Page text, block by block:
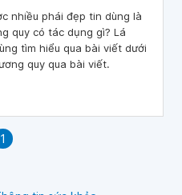
nhiều phái đẹp tin dùng là
quy có tác dụng gì? Lá
tìm hiểu qua bài viết dưới
quy qua bài viết.
1